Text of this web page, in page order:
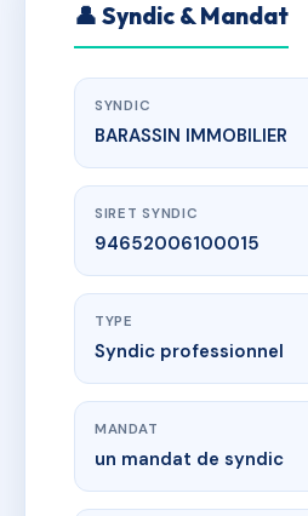
👤 Syndic & Mandat
SYNDIC
BARASSIN IMMOBILIER
SIRET SYNDIC
94652006100015
TYPE
Syndic professionnel
MANDAT
un mandat de syndic